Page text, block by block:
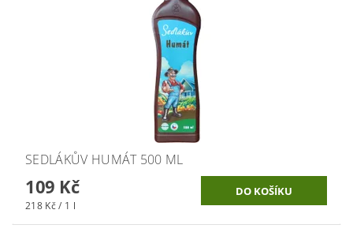
SEDLÁKŮV HUMÁT 500 ML
109 Kč
218 Kč / 1 l